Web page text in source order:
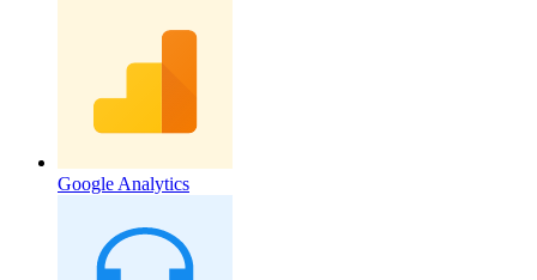
Google Analytics